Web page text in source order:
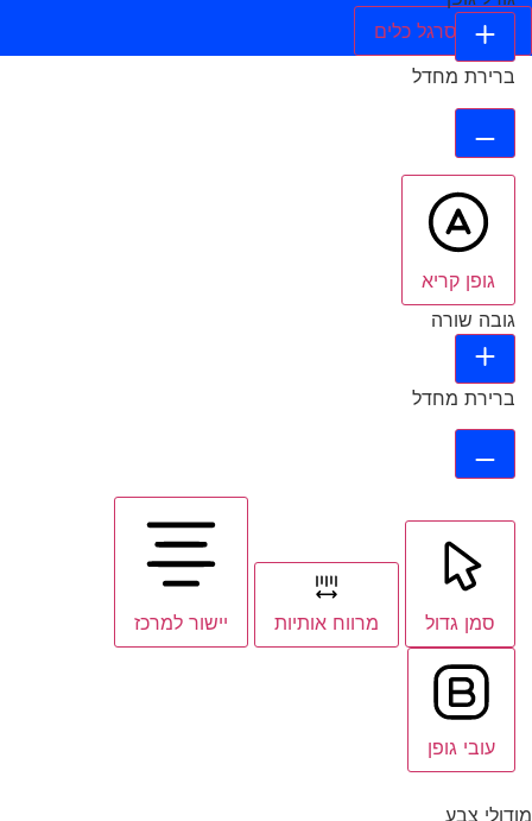
הסתר סרגל כלים
ברירת מחדל
גופן קריא
גובה שורה
ברירת מחדל
סמן גדול מרווח אותיות יישור למרכז
עובי גופן
מודולי צבע